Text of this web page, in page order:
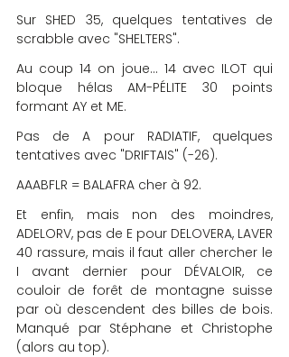
Sur SHED 35, quelques tentatives de
scrabble avec "SHELTERS".
Au coup 14 on joue... 14 avec ILOT qui
bloque hélas AM-PÉLITE 30 points
formant AY et ME.
Pas de A pour RADIATIF, quelques
tentatives avec "DRIFTAIS" (-26).
AAABFLR = BALAFRA cher à 92.
Et enfin, mais non des moindres,
ADELORV, pas de E pour DELOVERA, LAVER
40 rassure, mais il faut aller chercher le
I avant dernier pour DÉVALOIR, ce
couloir de forêt de montagne suisse
par où descendent des billes de bois.
Manqué par Stéphane et Christophe
(alors au top).